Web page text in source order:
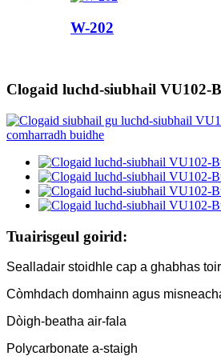
W-202
Clogaid luchd-siubhail VU102-
Tuairisgeul goirid:
Sealladair stoidhle cap a ghabhas
Còmhdach domhainn agus
Dòigh-beatha air-fala
Polycarbonate a-staigh